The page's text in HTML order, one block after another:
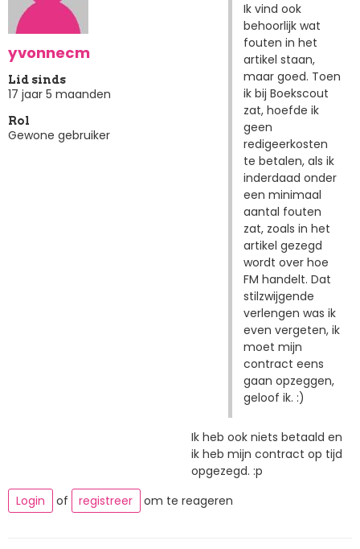
yvonnecm
Lid sinds
17 jaar 5 maanden
Rol
Gewone gebruiker
Ik vind ook
behoorlijk wat
fouten in het
artikel staan,
maar goed. Toen
ik bij Boekscout
zat, hoefde ik
geen
redigeerkosten
te betalen, als ik
inderdaad onder
een minimaal
aantal fouten
zat, zoals in het
artikel gezegd
wordt over hoe
FM handelt. Dat
stilzwijgende
verlengen was ik
even vergeten, ik
moet mijn
contract eens
gaan opzeggen,
geloof ik. :)
Ik heb ook niets betaald en
ik heb mijn contract op tijd
opgezegd. :p
Login
of registreer om te reageren